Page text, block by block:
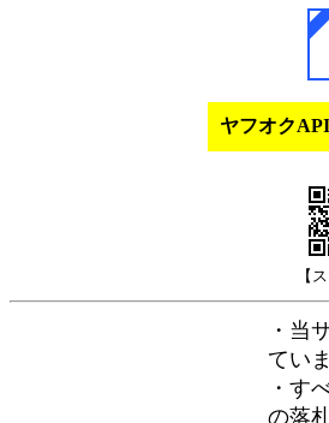
ヤフオク
【
・当
てい
・す
の落